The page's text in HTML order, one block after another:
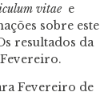
vitae e
sobre este
resultados da
Fevereiro de